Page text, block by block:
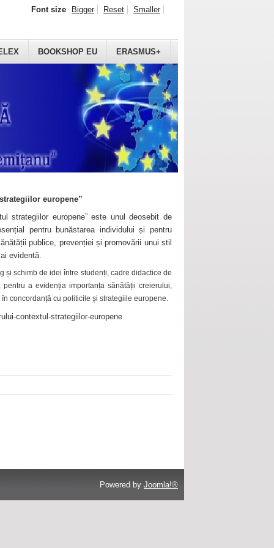
BOOKSHOP EU ERASMUS+
Font size Bigger Reset Smaller
europene”
strategiilor europene” este unul deosebit de
pentru bunăstarea individului și pentru
publice, prevenției și promovării unui stil
evidentă.
și schimb de idei între studenți, cadre didactice de
a evidenția importanța sănătății creierului,
concordanță cu politicile și strategiile europene.
contextul-strategiilor-europene
Powered by Joomla!®